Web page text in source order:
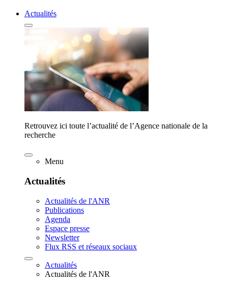
Actualités
Retrouvez ici toute l’actualité de l’Agence nationale de la
recherche
Menu
Actualités
Actualités de l'ANR
Publications
Agenda
Espace presse
Newsletter
Flux RSS et réseaux sociaux
Actualités
Actualités de l'ANR